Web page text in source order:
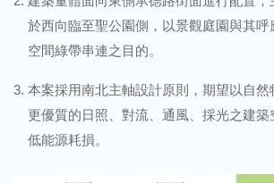
於西向臨至聖公園側，以景觀庭園與其
空間綠帶串連之目的。
本案採用南北主軸設計原則，期望以自然
更優質的日照、對流、通風、採光之建築
低能源耗損。